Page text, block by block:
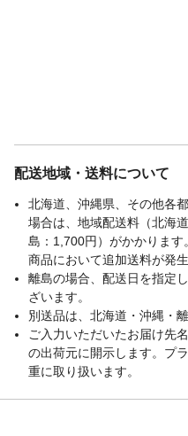
配送地域・送料について
北海道、沖縄県、その他各
場合は、地域配送料（北海
島：1,700円）がかかりま
商品において追加送料が発
離島の場合、配送日を指定
ざいます。
別送品は、北海道・沖縄・
ご入力いただいたお届け先
の出荷元に開示します。プ
重に取り扱います。